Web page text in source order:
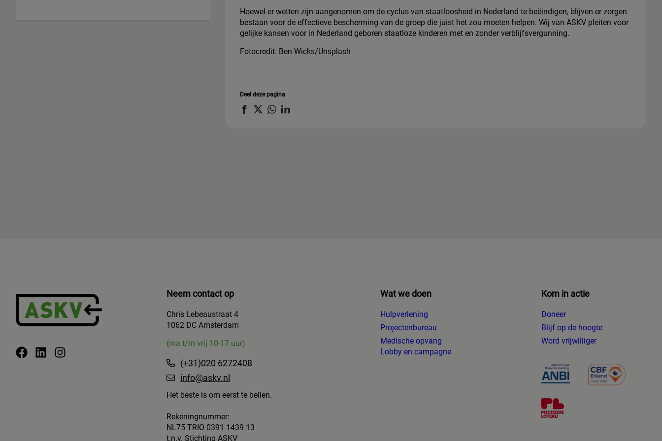
Hoewel er wetten zijn aangenomen om de cyclus van staatloosheid in Nederland te beëindigen, blijven er zorgen
bestaan voor de effectieve bescherming van de groep die juist het zou moeten helpen. Wij van ASKV pleiten voor
gelijke kansen voor in Nederland geboren staatloze kinderen met en zonder verblijfsvergunning.
Fotocredit: Ben Wicks/Unsplash
Deel deze pagina
Neem contact op
Chris Lebeaustraat 4
1062 DC Amsterdam
(ma t/m vrij 10-17 uur)
(+31)020 6272408
info@askv.nl
Het beste is om eerst te bellen.
Rekeningnummer:
NL75 TRIO 0391 1439 13
t.n.v. Stichting ASKV
Wat we doen
Hulpverlening
Projectenbureau
Medische opvang
Lobby en campagne
Kom in actie
Doneer
Blijf op de hoogte
Word vrijwilliger